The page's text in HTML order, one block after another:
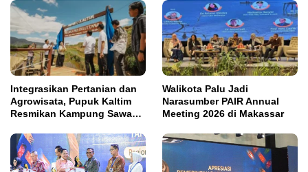
Integrasikan Pertanian dan
Agrowisata, Pupuk Kaltim
Resmikan Kampung Sawah
Walikota Palu Jadi
Narasumber PAIR Annual
Meeting 2026 di Makassar